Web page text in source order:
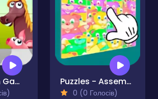
Puzzle Farm Game Puzzles - Assemble picture
0 (0 Голосів)